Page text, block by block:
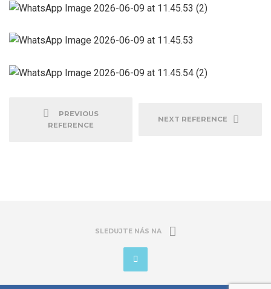
PREVIOUS
REFERENCE
NEXT REFERENCE
SLEDUJTE NÁS NA